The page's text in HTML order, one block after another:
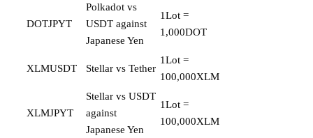
DOTJPYT
Polkadot vs
USDT against
Japanese Yen
1Lot =
1,000DOT
XLMUSDT Stellar vs Tether
1Lot =
100,000XLM
XLMJPYT
Stellar vs USDT
against
Japanese Yen
1Lot =
100,000XLM